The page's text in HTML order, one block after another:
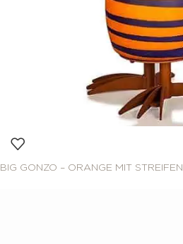
BIG GONZO – ORANGE MIT STREIFEN